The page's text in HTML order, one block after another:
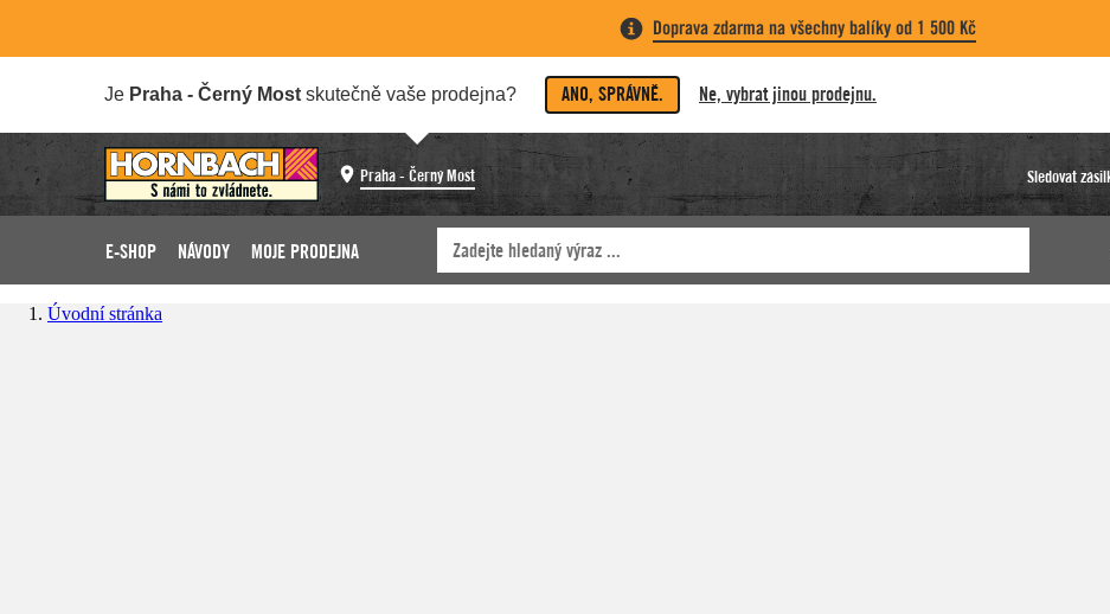
Doprava zdarma na všechny balíky od 1 500 Kč
Je Praha - Černý Most skutečně vaše prodejna? ANO, SPRÁVNĚ. Ne, vybrat jinou prodejnu.
Praha - Černý Most Sledovat
E-SHOP NÁVODY MOJE PRODEJNA
Úvodní stránka